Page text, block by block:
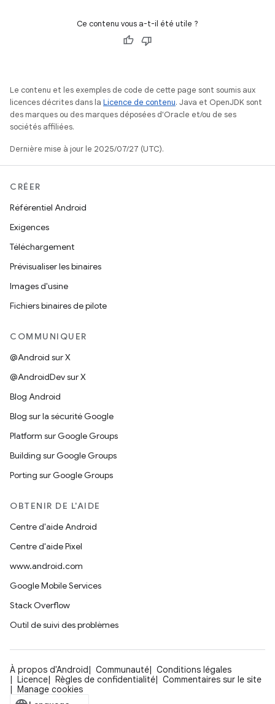
Ce contenu vous a-t-il été utile ?
Le contenu et les exemples de code de cette page sont soumis aux
licences décrites dans la Licence de contenu. Java et OpenJDK sont
des marques ou des marques déposées d'Oracle et/ou de ses
sociétés affiliées.
Dernière mise à jour le 2025/07/27 (UTC).
CRÉER
Référentiel Android
Exigences
Téléchargement
Prévisualiser les binaires
Images d'usine
Fichiers binaires de pilote
COMMUNIQUER
@Android sur X
@AndroidDev sur X
Blog Android
Blog sur la sécurité Google
Platform sur Google Groups
Building sur Google Groups
Porting sur Google Groups
OBTENIR DE L'AIDE
Centre d'aide Android
Centre d'aide Pixel
www.android.com
Google Mobile Services
Stack Overflow
Outil de suivi des problèmes
À propos d'Android Communauté
Conditions légales
Licence
Règles de confidentialité
Commentaires sur le site
Manage cookies